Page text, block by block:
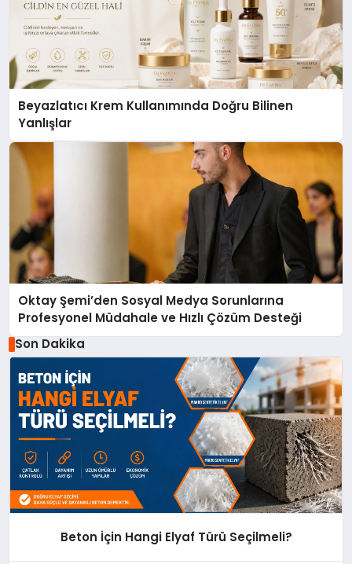
Beyazlatıcı Krem Kullanımında Doğru Bilinen
Yanlışlar
Oktay Şemi’den Sosyal Medya Sorunlarına
Profesyonel Müdahale ve Hızlı Çözüm Desteği
Son Dakika
Beton İçin Hangi Elyaf Türü Seçilmeli?